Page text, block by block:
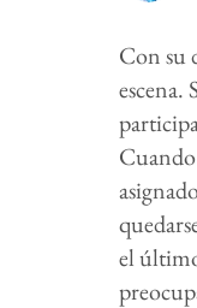
Con su
escena.
el